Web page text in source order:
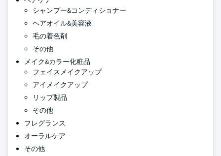
シャンプー&コンディショナー
ヘアオイル&美容液
毛の着色剤
その他
メイク&カラー化粧品
フェイスメイクアップ
アイメイクアップ
リップ製品
その他
フレグランス
オーラルケア
その他